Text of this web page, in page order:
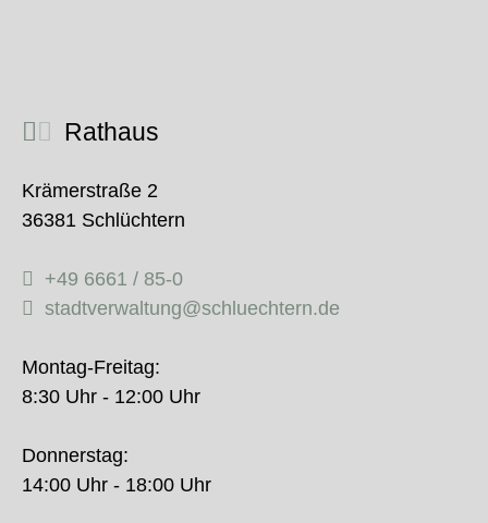
Rathaus
Krämerstraße 2
36381 Schlüchtern
+49 6661 / 85-0
stadtverwaltung@schluechtern.de
Montag-Freitag:
8:30 Uhr - 12:00 Uhr
Donnerstag:
14:00 Uhr - 18:00 Uhr